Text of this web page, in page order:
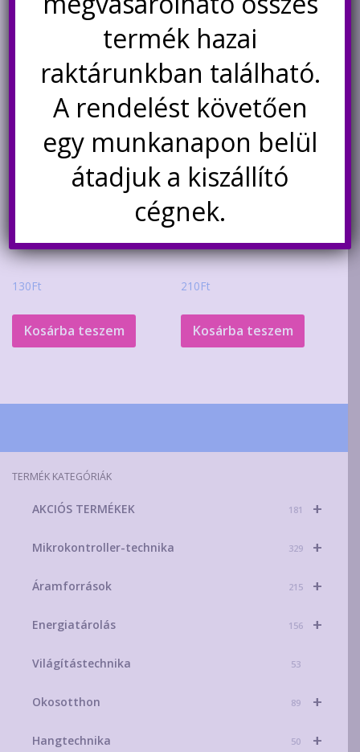
stabilizátor
130Ft
Kosárba teszem
lineáris stabilizátor IC
210Ft
Kosárba teszem
TERMÉK KATEGÓRIÁK
+
AKCIÓS TERMÉKEK 181
+
Mikrokontroller-technika 329
+
Áramforrások 215
+
Energiatárolás 156
Világítástechnika 53
+
Okosotthon 89
+
Hangtechnika 50
termék hazai
raktárunkban található.
A rendelést követően
egy munkanapon belül
átadjuk a kiszállító
cégnek.